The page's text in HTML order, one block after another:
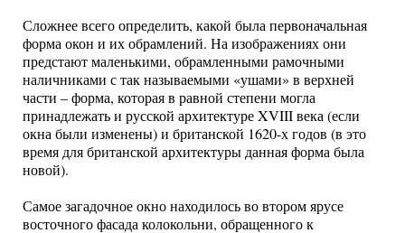
Сложнее всего определить, какой была первоначальная
форма окон и их обрамлений. На изображениях они
предстают маленькими, обрамленными рамочными
наличниками с так называемыми «ушами» в верхней
части – форма, которая в равной степени могла
принадлежать и русской архитектуре XVIII века (если
окна были изменены) и британской 1620-х годов (в это
время для британской архитектуры данная форма была
новой).
Самое загадочное окно находилось во втором ярусе
восточного фасада колокольни, обращенного к